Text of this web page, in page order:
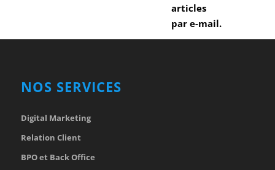
articles
par e-mail.
NOS SERVICES
Digital Marketing
Relation Client
BPO et Back Office